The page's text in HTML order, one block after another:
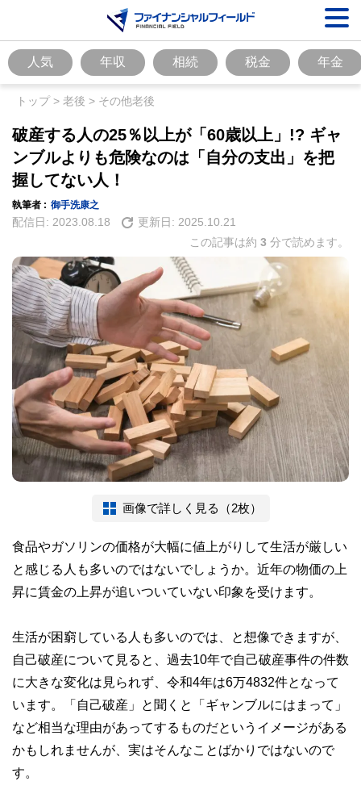
人気 年収 相続 税金 年金
トップ> 老後 > その他老後
破産する人の25％以上が「60歳以上」!? ギャ
ンブルよりも危険なのは「自分の支出」を把
握してない人！
執筆者 : 御手洗康之
配信日: 2023.08.18 更新日: 2025.10.21
この記事は約 3 分で読めます。
画像で詳しく見る（2枚）
食品やガソリンの価格が大幅に値上がりして生活が厳しい
と感じる人も多いのではないでしょうか。近年の物価の上
昇に賃金の上昇が追いついていない印象を受けます。
生活が困窮している人も多いのでは、と想像できますが、
自己破産について見ると、過去10年で自己破産事件の件数
に大きな変化は見られず、令和4年は6万4832件となって
います。「自己破産」と聞くと「ギャンブルにはまって」
など相当な理由があってするものだというイメージがある
かもしれませんが、実はそんなことばかりではないので
す。